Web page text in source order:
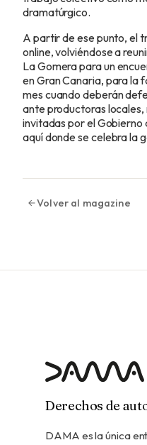
dramatúrgico.
A partir de ese punto, el
online, volviéndose a
La Gomera para un
en Gran Canaria, para la
mes cuando deberán
ante productoras
invitadas por el Gobierno
aquí donde se celebra la
Volver al magazine
Derechos de
DAMA es la única